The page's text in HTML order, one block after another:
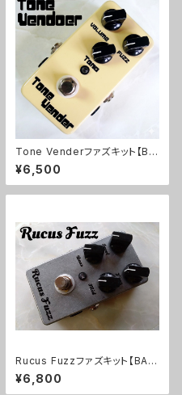
Tone Venderファズキット【BA
SIC KIT】
¥6,500
Rucus Fuzzファズキット【BASI
C KIT】
¥6,800